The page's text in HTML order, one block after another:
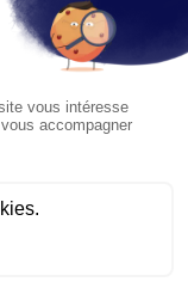
pape Léon
sur KTO le
Argentine et
2026